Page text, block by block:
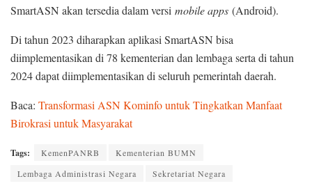
SmartASN akan tersedia dalam versi mobile apps (Android).
Di tahun 2023 diharapkan aplikasi SmartASN bisa
diimplementasikan di 78 kementerian dan lembaga serta di tahun
2024 dapat diimplementasikan di seluruh pemerintah daerah.
Baca: Transformasi ASN Kominfo untuk Tingkatkan Manfaat
Birokrasi untuk Masyarakat
Tags: KemenPANRB
Kementerian BUMN
Lembaga Administrasi Negara
Sekretariat Negara